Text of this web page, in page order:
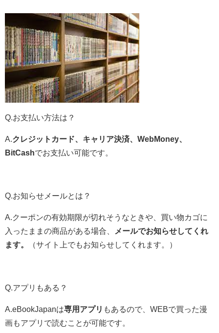
Q.お支払い方法は？
A. クレジットカード、キャリア決済、WebMoney、
BitCashでお支払い可能です。
Q.お知らせメールとは？
A.クーポンの有効期限が切れそうなときや、買い物カゴに
入ったままの商品がある場合、
メールでお知らせしてくれ
ます。
（サイト上でもお知らせしてくれます。）
Q.アプリもある？
A.eBookJapanは専用アプリ もあるので、WEBで買った漫
画もアプリで読むことが可能です。